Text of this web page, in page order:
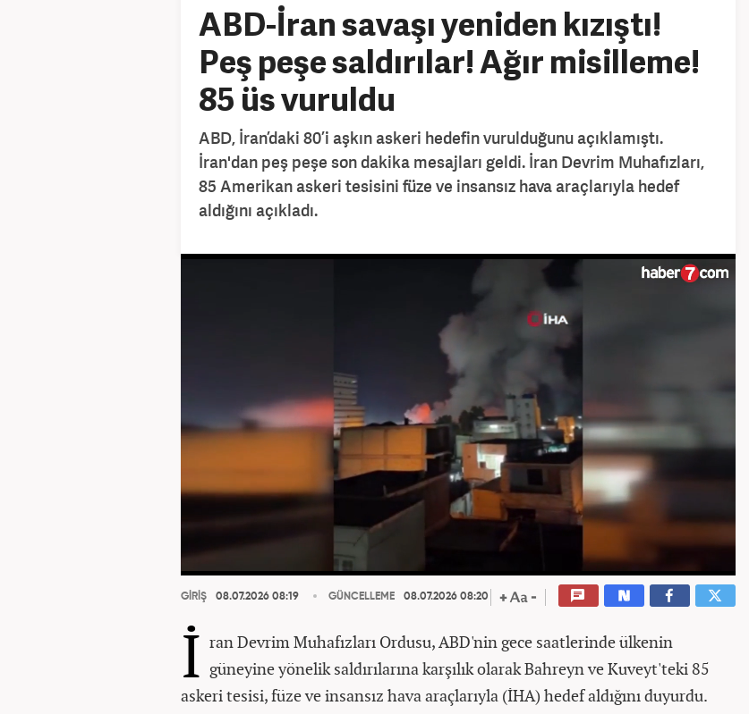
ABD-İran savaşı yeniden kızıştı!
Peş peşe saldırılar! Ağır misilleme!
85 üs vuruldu
ABD, İran’daki 80’i aşkın askeri hedefin vurulduğunu açıklamıştı.
İran'dan peş peşe son dakika mesajları geldi. İran Devrim Muhafızları,
85 Amerikan askeri tesisini füze ve insansız hava araçlarıyla hedef
aldığını açıkladı.
GİRİŞ 08.07.2026 08:19 GÜNCELLEME 08.07.2026 08:20
İ ran Devrim Muhafızları Ordusu, ABD'nin gece saatlerinde ülkenin
güneyine yönelik saldırılarına karşılık olarak Bahreyn ve Kuveyt'teki 85
askeri tesisi, füze ve insansız hava araçlarıyla (İHA) hedef aldığını duyurdu.